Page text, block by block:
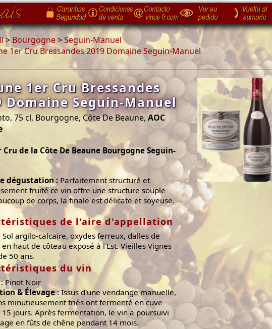
>Bourgogne>Seguin-Manuel
1er Cru Bressandes 2019 Domaine Seguin-Manuel
1er Cru Bressandes
Domaine Seguin-Manuel
75 cl, Bourgogne, Côte De Beaune, AOC
Cru de la Côte De Beaune Bourgogne Seguin-
dégustation : Parfaitement structuré et
fruité ce vin offre une structure souple
de corps, la finale est délicate et soyeuse.
de l'aire d'appellation
Sol argilo-calcaire, oxydes ferreux, dalles de
haut de côteau exposé à l'Est. Vieilles Vignes
50 ans.
du vin
Pinot Noir
& Élevage: Issus d'une vendange manuelle,
minutieusement triés ont fermenté en cuve
jours. Après fermentation, le vin a poursuivi
en fûts de chêne pendant 14 mois.